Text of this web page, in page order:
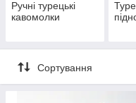
Ручні турецькі
кавомолки
Сортування